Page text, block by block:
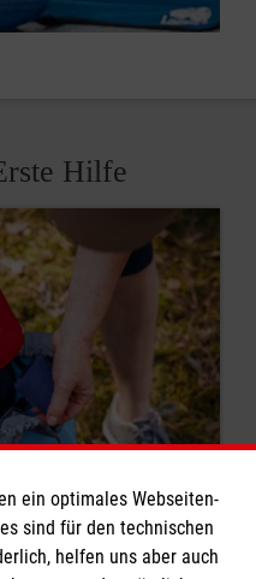
Hilfe
ein optimales Webseiten-
sind für den technischen
helfen uns aber auch